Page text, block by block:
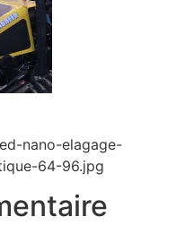
nano-elagage-
64-96.jpg